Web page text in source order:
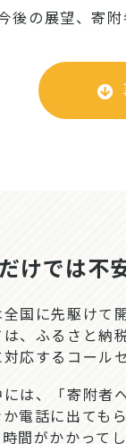
後の展望、寄
けでは不
国に先駆けて
、ふるさと
応するコール
は、「寄附者
電話に出て
間がかかって